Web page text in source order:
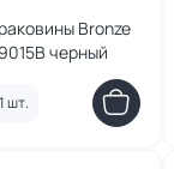
Bronze
черный
шт.